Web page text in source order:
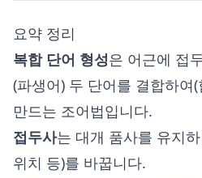
요약 정리
복합 단어 형성은 어근에 접
(파생어) 두 단어를 결합하여
만드는 조어법입니다.
접두사는 대개 품사를 유지
위치 등)를 바꿉니다.